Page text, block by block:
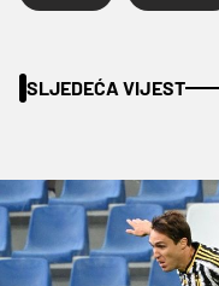
SLJEDEĆA VIJEST